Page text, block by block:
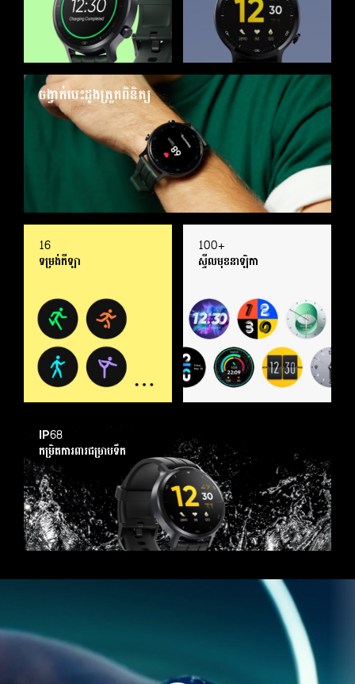
ចង្វាក់បេះដូងត្រួតពិនិត្យ
16
ទម្រង់កីឡា
100+
ស្ទីលមុខនាឡិកា
IP68
កម្រិតការពារជម្រាបទឹក